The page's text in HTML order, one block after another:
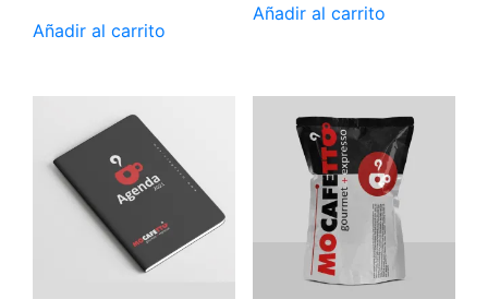
Añadir al carrito
Añadir al carrito